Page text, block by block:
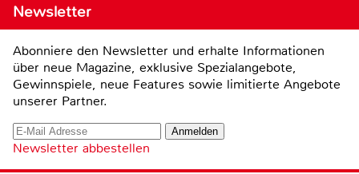
Newsletter
Abonniere den Newsletter und erhalte Informationen
über neue Magazine, exklusive Spezialangebote,
Gewinnspiele, neue Features sowie limitierte Angebote
unserer Partner.
Newsletter abbestellen